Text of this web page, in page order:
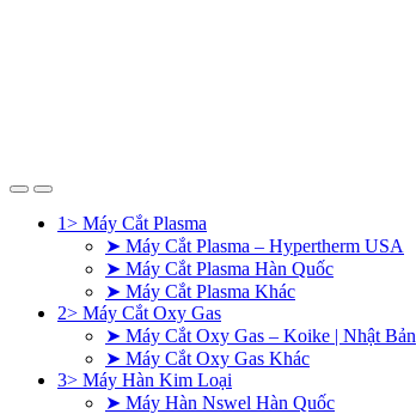
1> Máy Cắt Plasma
➤ Máy Cắt Plasma – Hypertherm USA
➤ Máy Cắt Plasma Hàn Quốc
➤ Máy Cắt Plasma Khác
2> Máy Cắt Oxy Gas
➤ Máy Cắt Oxy Gas – Koike | Nhật Bản
➤ Máy Cắt Oxy Gas Khác
3> Máy Hàn Kim Loại
➤ Máy Hàn Nswel Hàn Quốc